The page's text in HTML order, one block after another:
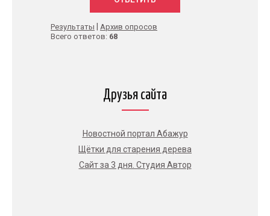
Результаты
Архив опросов
Всего ответов: 68
Друзья сайта
Новостной портал Абажур
Щётки для старения дерева
Сайт за 3 дня. Студия Автор